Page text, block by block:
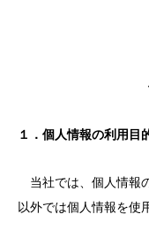
１．個人情報の利用目
当社では、個人情報
以外では個人情報を使